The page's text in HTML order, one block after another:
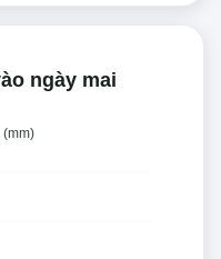
ngày mai